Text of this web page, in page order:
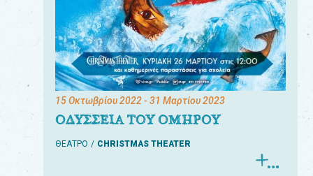
15 Οκτωβρίου 2022- 31 Μαρτίου 2023
ΟΔΥΣΣΕΙΑ ΤΟΥ ΟΜΗΡΟΥ
ΘΕΑΤΡΟ CHRISTMAS THEATER